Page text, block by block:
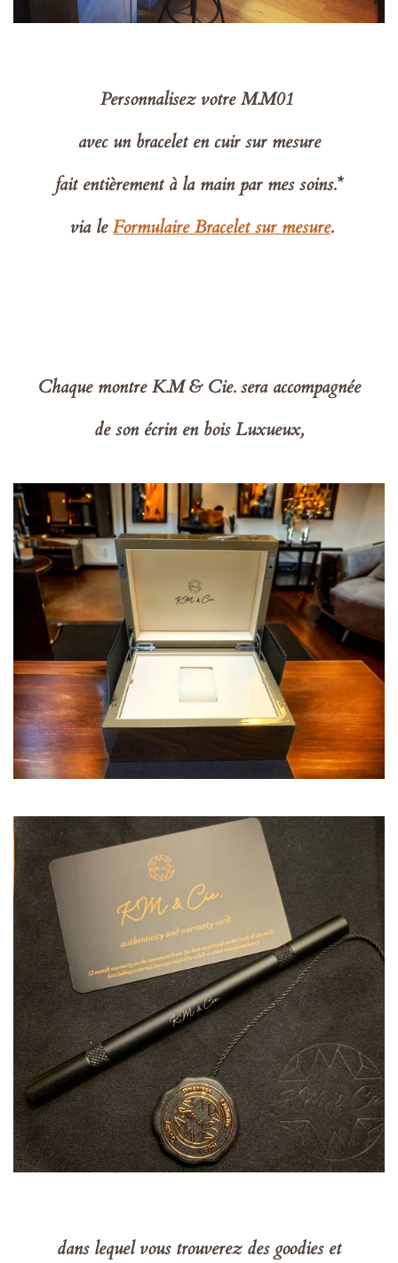
Personnalisez votre M.M01
avec un bracelet en cuir sur mesure
fait entièrement à la main par mes soins.*
via leFormulaire Bracelet sur mesure.
Chaque montre K.M & Cie. sera accompagnée
de son écrin en bois Luxueux,
dans lequel vous trouverez des goodies et